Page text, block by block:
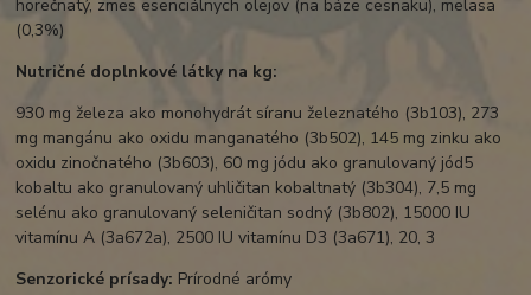
horečnatý, zmes esenciálnych olejov (na báze cesnaku), melasa
(0,3%)
Nutričné ​​doplnkové látky na kg:
930 mg železa ako monohydrát síranu železnatého (3b103), 273
mg mangánu ako oxidu manganatého (3b502), 145 mg zinku ako
oxidu zinočnatého (3b603), 60 mg jódu ako granulovaný jód5
kobaltu ako granulovaný uhličitan kobaltnatý (3b304), 7,5 mg
selénu ako granulovaný seleničitan sodný (3b802), 15000 IU
vitamínu A (3a672a), 2500 IU vitamínu D3 (3a671), 20, 3
Senzorické prísady: Prírodné arómy